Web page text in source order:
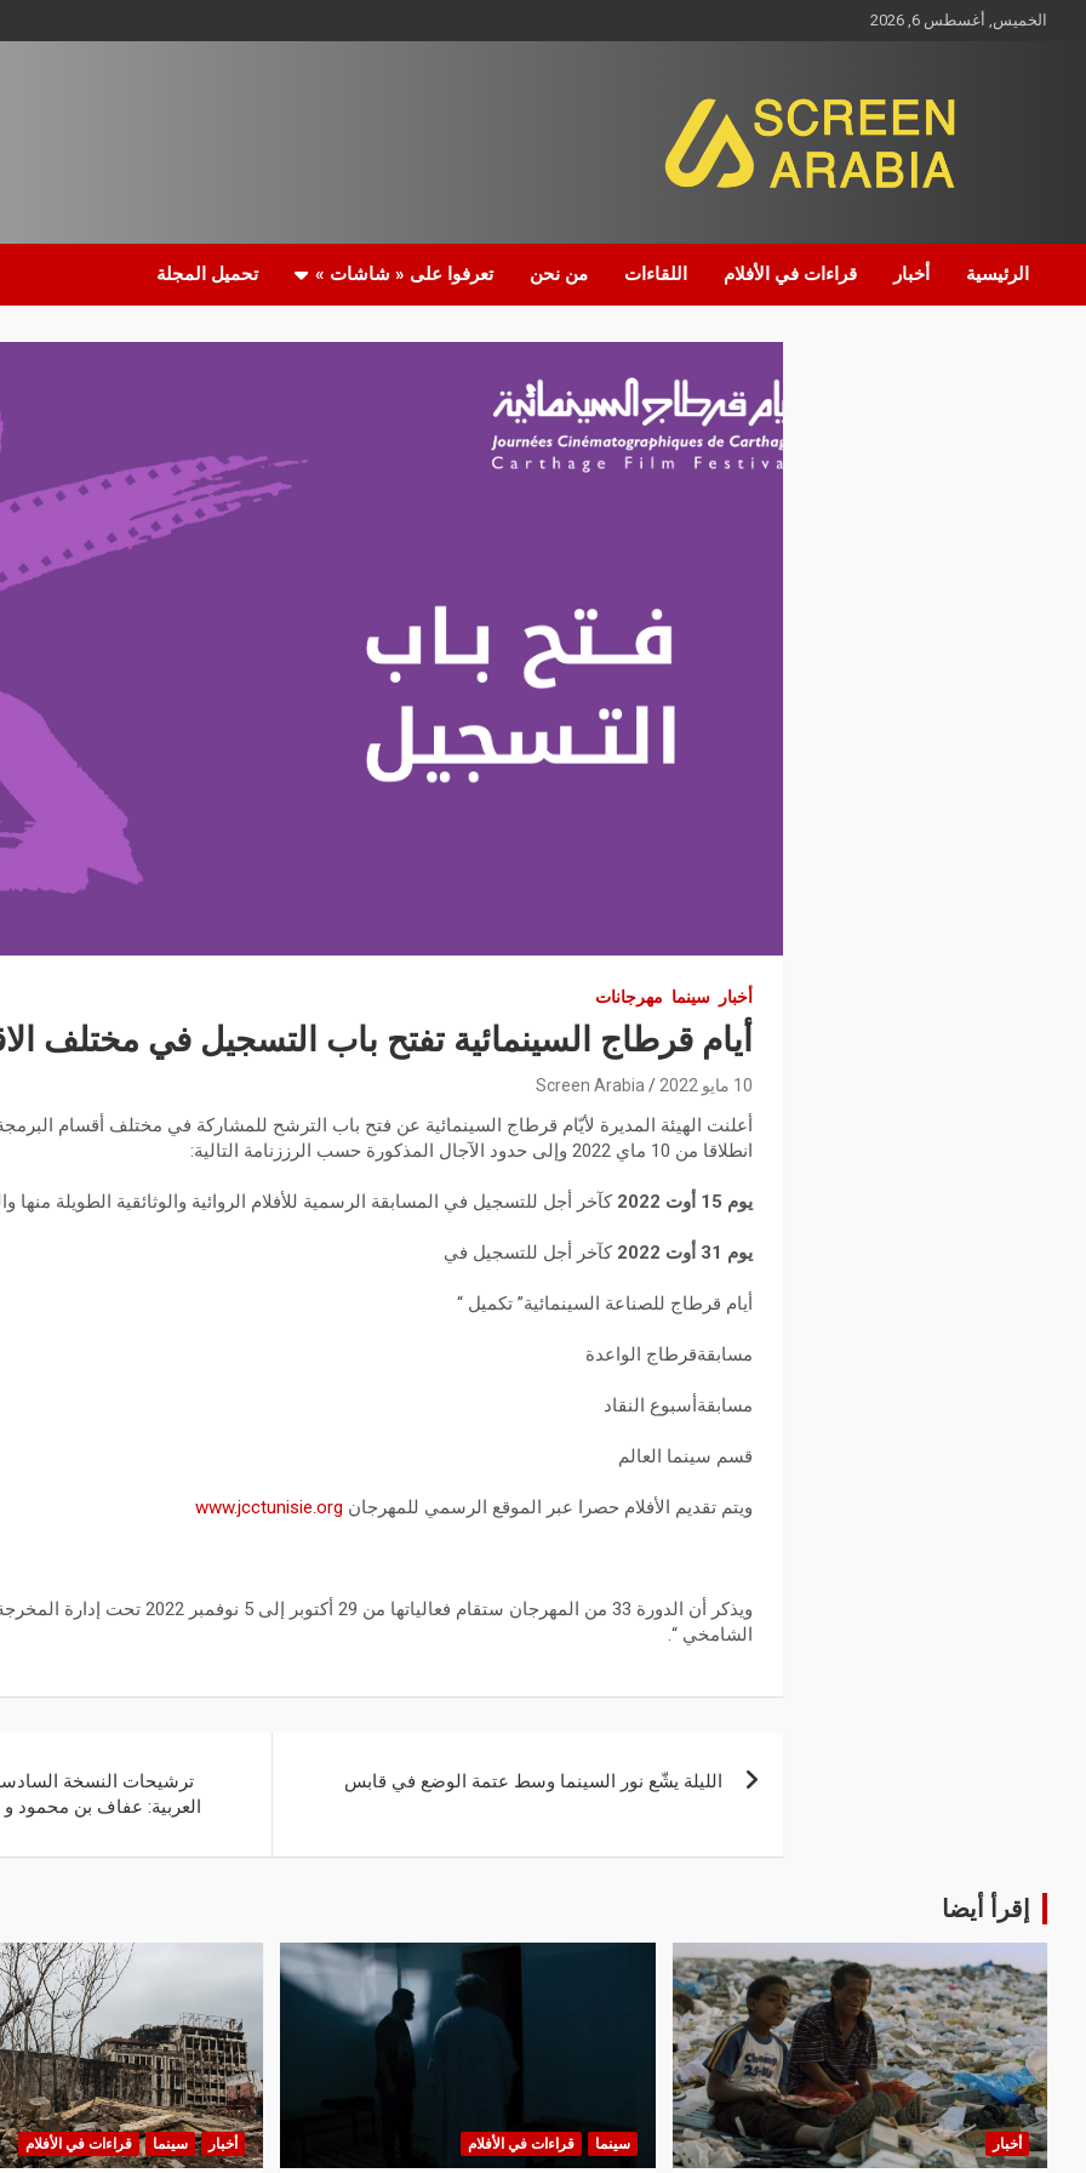
الخميس, أغسطس 6, 2026
Screen Arabia
الرئيسية أخبار قراءات في الأفلام اللقاءات من نحن تعرفوا على « شاشات » تحميل المجلة
أخبار سينما مهرجانات
أيام قرطاج السينمائية تفتح باب التسجيل في مختلف
10 مايو 2022 Screen Arabia
انطلاقا من 10 ماي 2022 وإلى حدود الآجال المذكورة حسب الرززنامة التالية:
يوم 15 أوت 2022 كآخر أجل للتسجيل في المسابقة الرسمية للأفلام الروائية والوثائقية الطويلة منها
يوم 31 أوت 2022 كآخر أجل للتسجيل في
أيام قرطاج للصناعة السينمائية” تكميل “
مسابقةقرطاج الواعدة
مسابقةأسبوع النقاد
قسم سينما العالم
ويتم تقديم الأفلام حصرا عبر الموقع الرسمي للمهرجان www.jcctunisie.org
ويذكر أن الدورة 33 من المهرجان ستقام فعالياتها
الشامخي “.
الليلة يشّع نور السينما وسط عتمة الوضع في قابس
ترشيحات النسخة السادسة
العربية: عفاف بن محمود
إقرأ أيضا
أخبار سينما قراءات في الأفلام أخبار سينما قراءات في الأفلام